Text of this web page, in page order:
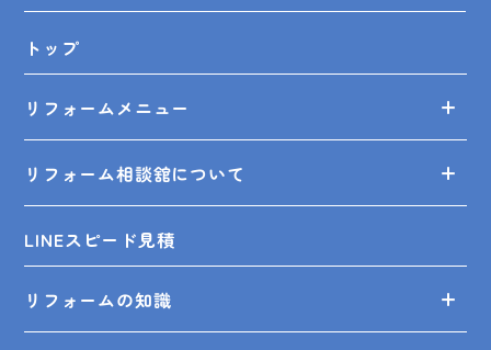
トップ
リフォームメニュー
リフォーム相談舘について
LINEスピード見積
リフォームの知識